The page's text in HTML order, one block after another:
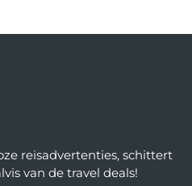
reisadvertenties, schittert
van de travel deals!